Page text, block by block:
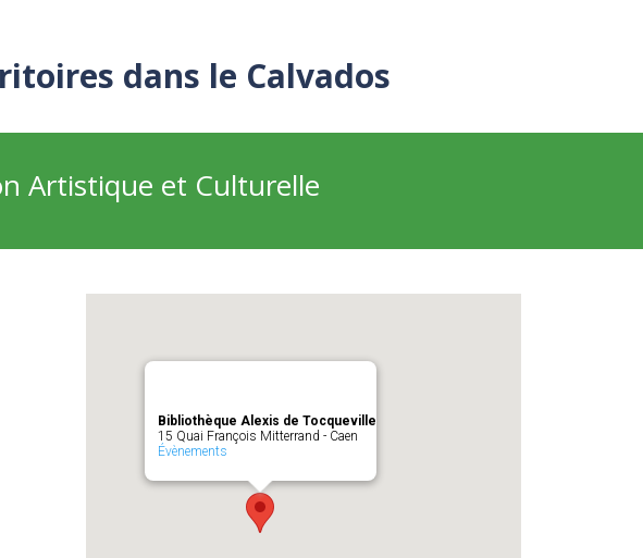
dans le Calvados
Artistique et Culturelle
Bibliothèque Alexis de Tocqueville
15 Quai François Mitterrand - Caen
Évènements